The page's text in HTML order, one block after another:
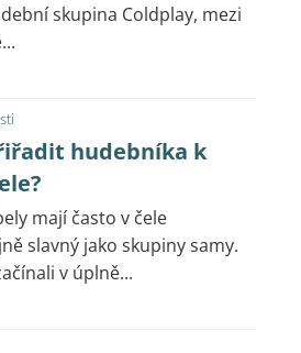
skupina Coldplay, mezi
hudebníka k
mají často v čele
slavný jako skupiny samy.
v úplně...